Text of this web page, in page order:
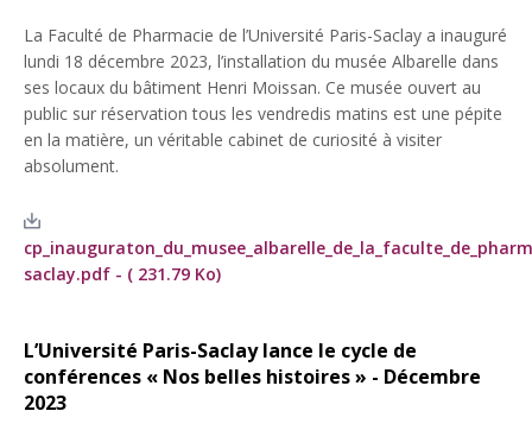
La Faculté de Pharmacie de l’Université Paris-Saclay a inauguré
lundi 18 décembre 2023, l’installation du musée Albarelle dans
ses locaux du bâtiment Henri Moissan. Ce musée ouvert au
public sur réservation tous les vendredis matins est une pépite
en la matière, un véritable cabinet de curiosité à visiter
absolument.
saclay.pdf - ( 231.79 Ko)
L’Université Paris-Saclay lance le cycle de
conférences « Nos belles histoires » - Décembre
2023